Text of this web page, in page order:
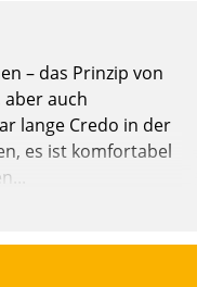
– das Prinzip von
auch
lange Credo in der
es ist komfortabel